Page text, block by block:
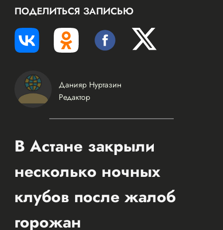
ПОДЕЛИТЬСЯ ЗАПИСЬЮ
Данияр Нуртазин
Редактор
В Астане закрыли
несколько ночных
клубов после жалоб
горожан